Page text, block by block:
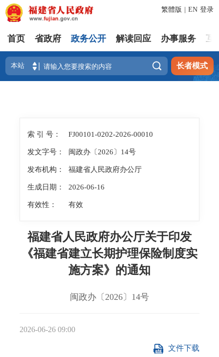
登录
繁體版 EN
首页 省政府 政务公开 解读回应 办事服务 互
 长者模式
索 引 号： FJ00101-0202-2026-00010
发文字号： 闽政办〔2026〕14号
发布机构： 福建省人民政府办公厅
生成日期： 2026-06-16
有效性： 有效
福建省人民政府办公厅关于印发
《福建省建立长期护理保险制度实
施方案》的通知
闽政办〔2026〕14号
2026-06-26 09:00
文件下载